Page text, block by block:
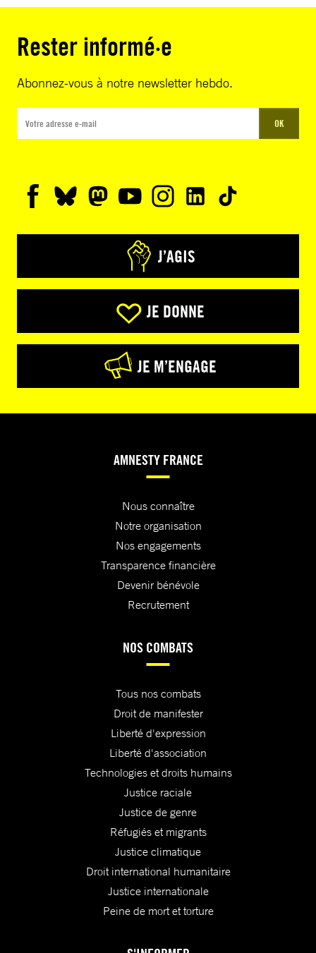
Rester informé·e
Abonnez-vous à notre newsletter hebdo.
OK
J’AGIS
JE DONNE
JE M’ENGAGE
AMNESTY FRANCE
Nous connaître
Notre organisation
Nos engagements
Transparence financière
Devenir bénévole
Recrutement
NOS COMBATS
Tous nos combats
Droit de manifester
Liberté d'expression
Liberté d'association
Technologies et droits humains
Justice raciale
Justice de genre
Réfugiés et migrants
Justice climatique
Droit international humanitaire
Justice internationale
Peine de mort et torture